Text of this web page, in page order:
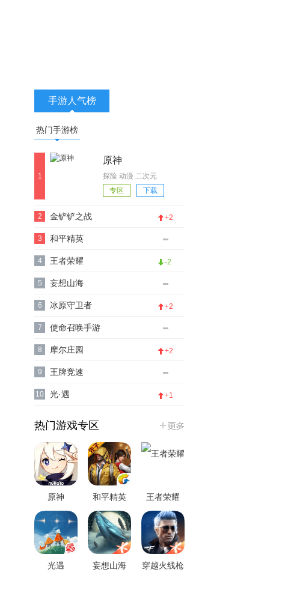
手游人气榜
热门手游榜
1
原神
探险 动漫 二次元
专区
下载
2 金铲铲之战 +2
3 和平精英
4 王者荣耀 -2
5 妄想山海
6 冰原守卫者 +2
7 使命召唤手游
8 摩尔庄园 +2
9 王牌竞速
10 光·遇 +1
热门游戏专区
原神 和平精英 王者荣耀
光遇 妄想山海 穿越火线枪